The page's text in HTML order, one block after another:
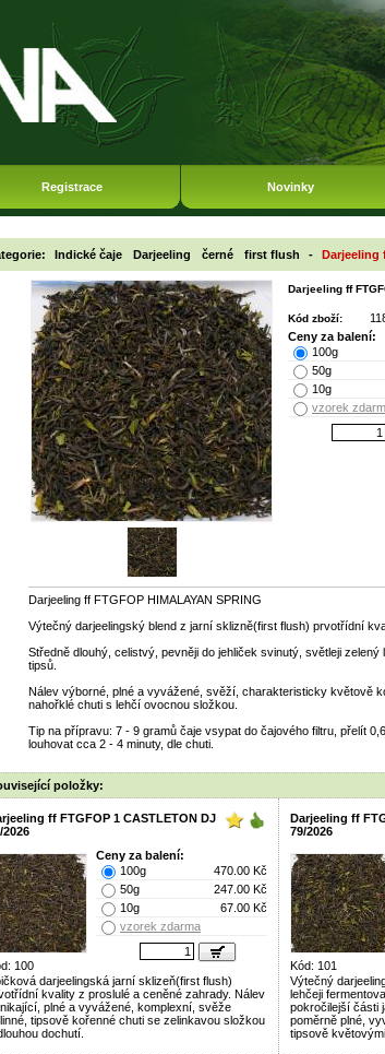
Registrace Novinky
Indické čaje Darjeeling černé first flush - Darjeeling
Darjeeling ff
Kód zboží:
Ceny za balení:
100g
50g
10g
vzorek
Darjeeling ff FTGFOP HIMALAYAN SPRING
Výtečný darjeelingský blend z jarní sklizně(first flush) prvotřídní
Středně dlouhý, celistvý, pevněji do jehliček svinutý, světleji
tipsů.
Nálev výborné, plné a vyvážené, svěží, charakteristicky květově
nahořklé chuti s lehčí ovocnou složkou.
Tip na přípravu: 7 - 9 gramů čaje vsypat do čajového filtru, přelít
louhovat cca 2 - 4 minuty, dle chuti.
položky:
ff FTGFOP 1 CASTLETON DJ
2026
100
Ceny za balení:
100g
470.00 Kč
50g
247.00 Kč
10g
67.00 Kč
vzorek zdarma
darjeelingská jarní sklizeň(first flush)
kvality z proslulé a ceněné zahrady. Nálev
plné a vyvážené, komplexní, svěže
tipsově kořenné chuti se zelinkavou složkou
dochutí.
Darjeeling ff
79/2026
Kód: 101
Výtečný
lehčeji
pokročilejší části
poměrně plné,
tipsově